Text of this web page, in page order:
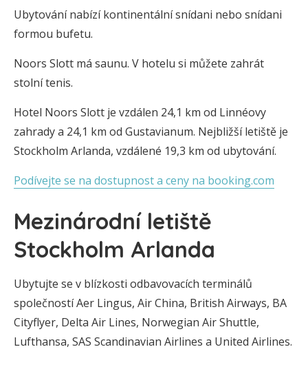
Ubytování nabízí kontinentální snídani nebo snídani
formou bufetu.
Noors Slott má saunu. V hotelu si můžete zahrát
stolní tenis.
Hotel Noors Slott je vzdálen 24,1 km od Linnéovy
zahrady a 24,1 km od Gustavianum. Nejbližší letiště je
Stockholm Arlanda, vzdálené 19,3 km od ubytování.
Podívejte se na dostupnost a ceny na booking.com
Mezinárodní letiště
Stockholm Arlanda
Ubytujte se v blízkosti odbavovacích terminálů
společností Aer Lingus, Air China, British Airways, BA
Cityflyer, Delta Air Lines, Norwegian Air Shuttle,
Lufthansa, SAS Scandinavian Airlines a United Airlines.